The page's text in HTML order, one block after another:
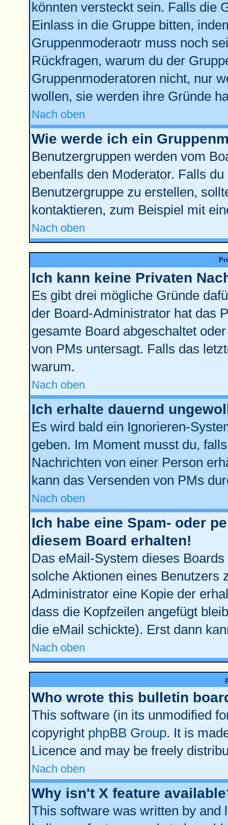
könnten versteckt sein. Falls die
Einlass in die Gruppe bitten,
Gruppenmoderaotr muss noch
Rückfragen, warum du der
Gruppenmoderatoren nicht, nur
wollen, sie werden ihre Gründe
Nach oben
Wie werde ich ein
Benutzergruppen werden vom
ebenfalls den Moderator. Falls
Benutzergruppe zu erstellen,
kontaktieren, zum Beispiel mit
Nach oben
Ich kann keine Privaten
Es gibt drei mögliche Gründe
der Board-Administrator hat das
gesamte Board abgeschaltet
von PMs untersagt. Falls das
warum.
Nach oben
Ich erhalte dauernd
Es wird bald ein Ignorieren-
geben. Im Moment musst du,
Nachrichten von einer Person
kann das Versenden von PMs
Nach oben
Ich habe eine Spam- oder
diesem Board erhalten!
Das eMail-System dieses
solche Aktionen eines Benutzers
Administrator eine Kopie der
dass die Kopfzeilen angefügt
die eMail schickte). Erst dann
Nach oben
Who wrote this bulletin
This software (in its unmodified
copyright phpBB Group. It is
Licence and may be freely
Nach oben
Why isn't X feature
This software was written by and